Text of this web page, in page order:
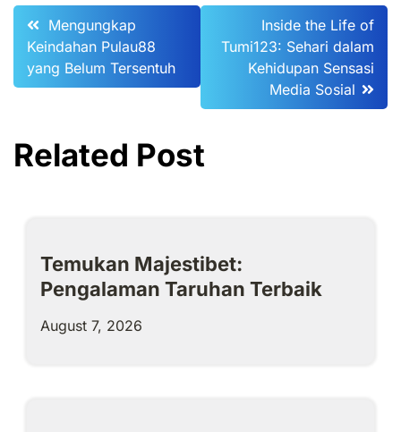
Post
navigation
Mengungkap
Keindahan Pulau88
yang Belum Tersentuh
Inside the Life of
Tumi123: Sehari dalam
Kehidupan Sensasi
Media Sosial
Related Post
Temukan Majestibet:
Pengalaman Taruhan Terbaik
August 7, 2026